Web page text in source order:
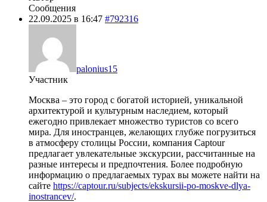
Сообщения
22.09.2025 в 16:47 #792316
palonius15
Участник
Москва – это город с богатой историей, уникальной
архитектурой и культурным наследием, который
ежегодно привлекает множество туристов со всего
мира. Для иностранцев, желающих глубже погрузиться
в атмосферу столицы России, компания Captour
предлагает увлекательные экскурсии, рассчитанные на
разные интересы и предпочтения. Более подробную
информацию о предлагаемых турах вы можете найти на
сайте https://captour.ru/subjects/ekskursii-po-moskve-dlya-
inostrancev/.